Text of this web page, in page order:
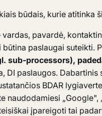
būdais, kurie atitinka
pavardė,
paslaugai suteikti.
sub-processors),
DI paslaugos. Dabartinis
BDAR
naudodamiesi
įpareigoti tai